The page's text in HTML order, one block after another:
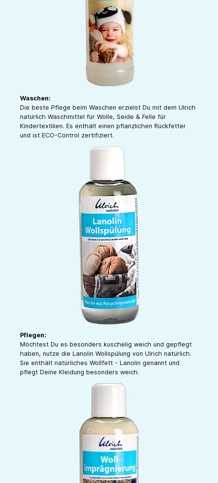
Waschen:
Die beste Pflege beim Waschen erzielst Du mit dem Ulrich
natürlich Waschmittel für Wolle, Seide & Felle für
Kindertextilien. Es enthält einen pflanzlichen Rückfetter
und ist ECO-Control zertifiziert.
Pflegen:
Möchtest Du es besonders kuschelig weich und gepflegt
haben, nutze die Lanolin Wollspülung von Ulrich natürlich.
Sie enthält natürliches Wollfett - Lanolin genannt und
pflegt Deine Kleidung besonders weich.